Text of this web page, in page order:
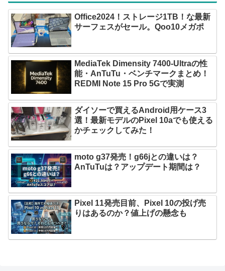
Office2024！ストレージ1TB！な最新
サーフェスがセール。Qoo10メガポ
MediaTek Dimensity 7400-Ultraの性
能・AnTuTu・ベンチマークまとめ！
REDMI Note 15 Pro 5Gで実測
ダイソーで買えるAndroid用ケース3
選！最新モデルのPixel 10aでも使える
かチェックしてみた！
moto g37発売！g66jとの違いは？
AnTuTuは？アップデート期間は？
Pixel 11発売目前、Pixel 10の投げ売
りはあるのか？値上げの懸念も